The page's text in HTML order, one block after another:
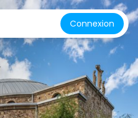
Connexion